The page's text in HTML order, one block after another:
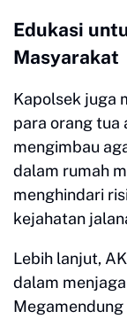
Edukasi
Masyarakat
​Kapolsek juga
para orang tua
mengimbau
dalam rumah
menghindari
kejahatan
​Lebih lanjut,
dalam
Megamendung